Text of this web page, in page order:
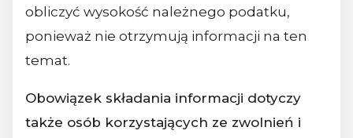
obliczyć wysokość należnego podatku,
ponieważ nie otrzymują informacji na ten
temat.
Obowiązek składania informacji dotyczy
także osób korzystających ze zwolnień i